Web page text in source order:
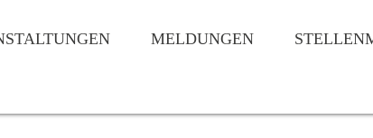
MELDUNGEN